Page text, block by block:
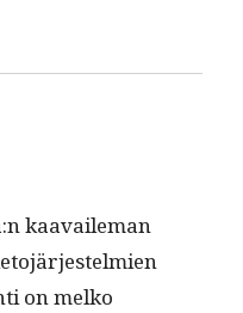
kaavaile­man
on melko